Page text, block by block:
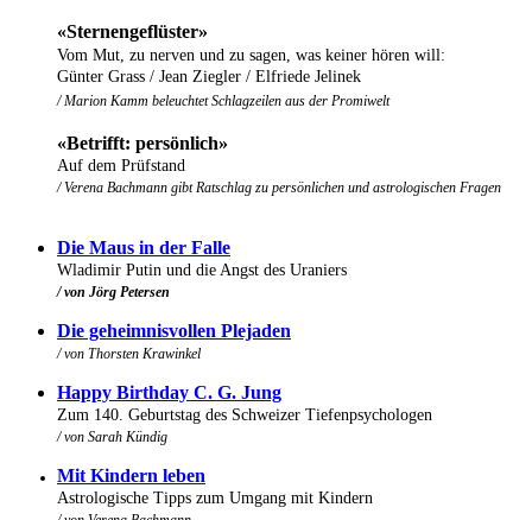
«Sternengeflüster»
Vom Mut, zu nerven und zu sagen, was keiner hören will:
Günter Grass / Jean Ziegler / Elfriede Jelinek
/ Marion Kamm beleuchtet Schlagzeilen aus der Promiwelt
«Betrifft: persönlich»
Auf dem Prüfstand
/ Verena Bachmann gibt Ratschlag zu persönlichen und astrologischen Fragen
Die Maus in der Falle
Wladimir Putin und die Angst des Uraniers
/ von Jörg Petersen
Die geheimnisvollen Plejaden
/ von Thorsten Krawinkel
Happy Birthday C. G. Jung
Zum 140. Geburtstag des Schweizer Tiefenpsychologen
/ von Sarah Kündig
Mit Kindern leben
Astrologische Tipps zum Umgang mit Kindern